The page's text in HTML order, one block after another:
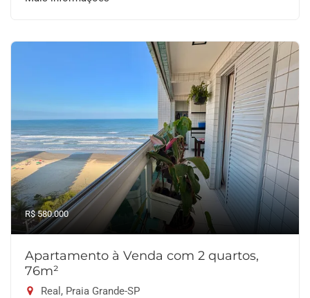
R$ 580.000
Apartamento à Venda com 2 quartos,
76m²
Real, Praia Grande-SP